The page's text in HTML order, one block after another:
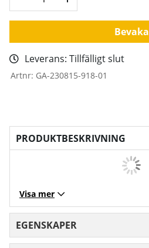
Bevaka
Leverans: Tillfälligt slut
Artnr: GA-230815-918-01
PRODUKTBESKRIVNING
Visa mer
EGENSKAPER